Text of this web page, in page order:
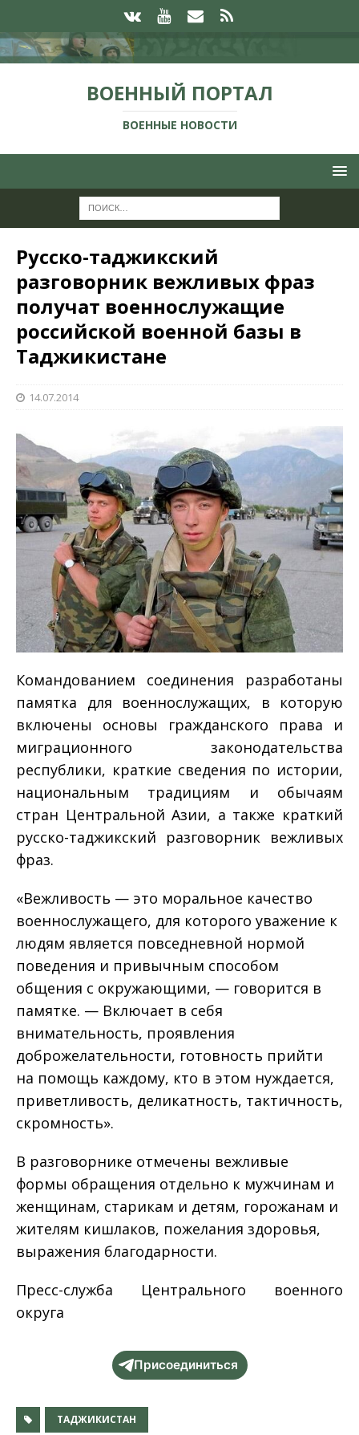
ВОЕННЫЙ ПОРТАЛ
ВОЕННЫЕ НОВОСТИ
Русско-таджикский
разговорник вежливых фраз
получат военнослужащие
российской военной базы в
Таджикистане
14.07.2014
Командованием соединения разработаны
памятка для военнослужащих, в которую
включены основы гражданского права и
миграционного законодательства
республики, краткие сведения по истории,
национальным традициям и обычаям
стран Центральной Азии, а также краткий
русско-таджикский разговорник вежливых
фраз.
«Вежливость — это моральное качество
военнослужащего, для которого уважение к
людям является повседневной нормой
поведения и привычным способом
общения с окружающими, — говорится в
памятке. — Включает в себя
внимательность, проявления
доброжелательности, готовность прийти
на помощь каждому, кто в этом нуждается,
приветливость, деликатность, тактичность,
скромность».
В разговорнике отмечены вежливые
формы обращения отдельно к мужчинам и
женщинам, старикам и детям, горожанам и
жителям кишлаков, пожелания здоровья,
выражения благодарности.
Пресс-служба Центрального военного
округа
Присоединиться
ТАДЖИКИСТАН